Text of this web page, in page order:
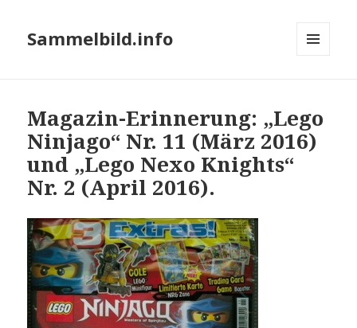
Sammelbild.info
Magazin-Erinnerung: „Lego
Ninjago“ Nr. 11 (März 2016)
und „Lego Nexo Knights“
Nr. 2 (April 2016).